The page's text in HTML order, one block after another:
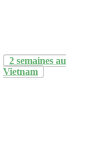
2 semaines au
Vietnam